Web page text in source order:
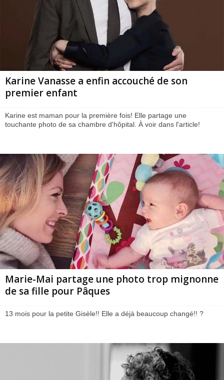
Karine Vanasse a enfin accouché de son
premier enfant
Karine est maman pour la première fois! Elle partage une
touchante photo de sa chambre d'hôpital. À voir dans l'article!
Marie-Mai partage une photo trop mignonne
de sa fille pour Pâques
13 mois pour la petite Gisèle!! Elle a déjà beaucoup changé!! ?